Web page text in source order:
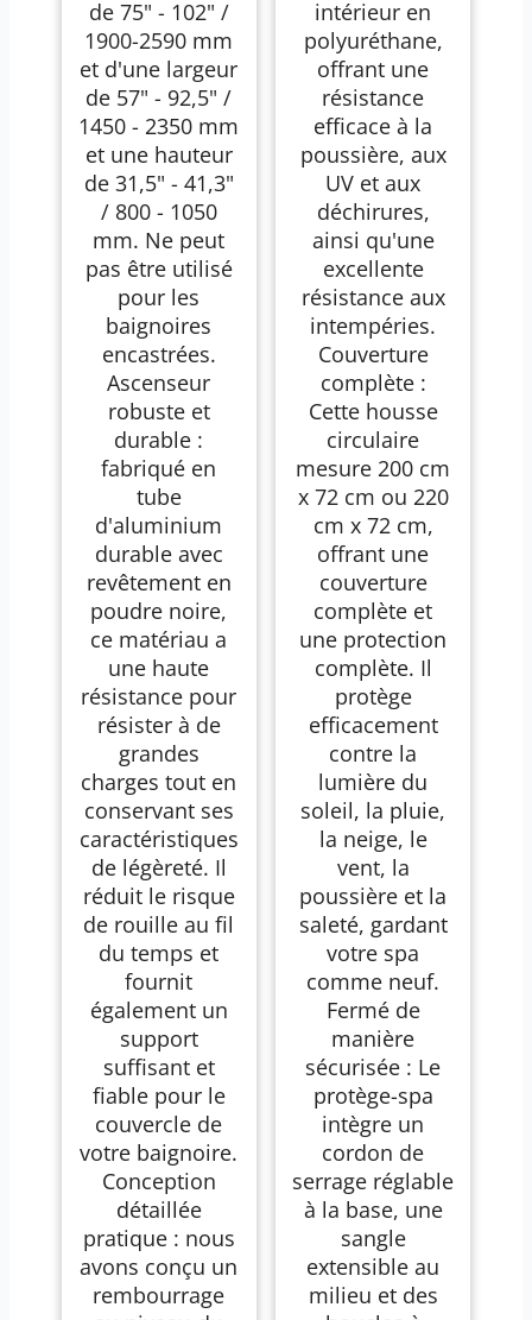
de 75" - 102" /
1900-2590 mm
et d'une largeur
de 57" - 92,5" /
1450 - 2350 mm
et une hauteur
de 31,5" - 41,3"
/ 800 - 1050
mm. Ne peut
pas être utilisé
pour les
baignoires
encastrées.
Ascenseur
robuste et
durable :
fabriqué en
tube
d'aluminium
durable avec
revêtement en
poudre noire,
ce matériau a
une haute
résistance pour
résister à de
grandes
charges tout en
conservant ses
caractéristiques
de légèreté. Il
réduit le risque
de rouille au fil
du temps et
fournit
également un
support
suffisant et
fiable pour le
couvercle de
votre baignoire.
Conception
détaillée
pratique : nous
avons conçu un
rembourrage
intérieur en
polyuréthane,
offrant une
résistance
efficace à la
poussière, aux
UV et aux
déchirures,
ainsi qu'une
excellente
résistance aux
intempéries.
Couverture
complète :
Cette housse
circulaire
mesure 200 cm
x 72 cm ou 220
cm x 72 cm,
offrant une
couverture
complète et
une protection
complète. Il
protège
efficacement
contre la
lumière du
soleil, la pluie,
la neige, le
vent, la
poussière et la
saleté, gardant
votre spa
comme neuf.
Fermé de
manière
sécurisée : Le
protège-spa
intègre un
cordon de
serrage réglable
à la base, une
sangle
extensible au
milieu et des